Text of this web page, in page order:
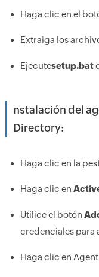
Haga clic en el
Extraiga los
Ejecutesetup.bat
nstalación del
Directory:
Haga clic en la
Haga clic en
Utilice el botón
credenciales para
Haga clic en